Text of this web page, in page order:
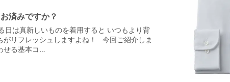
済みですか？
日は真新しいものを着用すると いつもより背
がリフレッシュしますよね！ 今回ご紹介しま
せる基本コ…